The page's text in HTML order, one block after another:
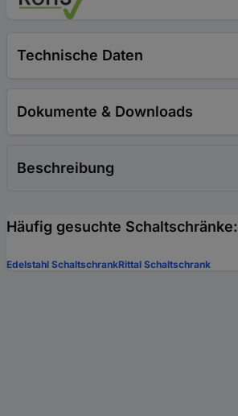
Technische Daten
Dokumente & Downloads
Beschreibung
Häufig gesuchte Schaltschränke:
Edelstahl SchaltschrankRittal Schaltschrank